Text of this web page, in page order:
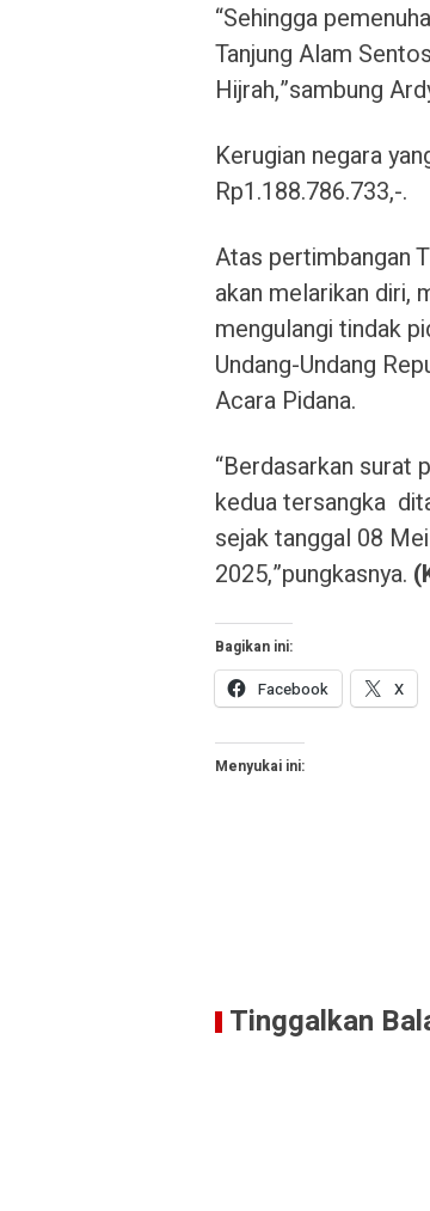
“Sehingga
Tanjung Alam
Hijrah,”sambung
Kerugian negara
Rp1.188.786.733,-.
Atas pertimbangan
akan melarikan diri,
mengulangi tindak
Undang-Undang
Acara Pidana.
“Berdasarkan surat
kedua tersangka
sejak tanggal 08
2025,”pungkasnya.
Bagikan ini:
Facebook X
Menyukai ini:
Tinggalkan